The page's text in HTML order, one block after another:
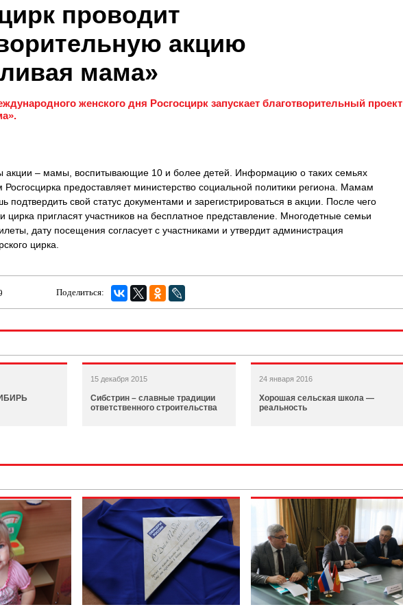
проводит
акцию
мама»
женского дня Росгосцирк запускает благотворительный проект
акции – мамы, воспитывающие 10 и более детей. Информацию о таких семьях
предоставляет министерство социальной политики региона. Мамам
подтвердить свой статус документами и зарегистрироваться в акции. После чего
цирка пригласят участников на бесплатное представление. Многодетные семьи
дату посещения согласует с участниками и утвердит администрация
цирка.
Поделиться:
15 декабря 2015
Сибстрин – славные традиции
ответственного строительства
24 января 2016
Хорошая сельская школа —
реальность